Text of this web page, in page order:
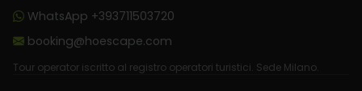
WhatsApp +393711503720
booking@hoescape.com
Tour operator iscritto al registro operatori turistici. Sede Milano.